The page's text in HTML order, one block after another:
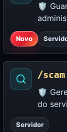
🛡️
Novo
/scam
🛡️
do
Servidor